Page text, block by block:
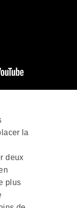
la
deux
plus